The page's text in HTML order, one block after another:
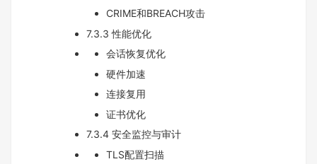
CRIME和BREACH攻击
7.3.3 性能优化
会话恢复优化
硬件加速
连接复用
证书优化
7.3.4 安全监控与审计
TLS配置扫描